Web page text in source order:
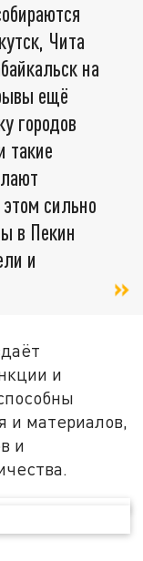
Чита
на
ещё
городов
такие
сильно
в Пекин
и
и
и материалов,
и